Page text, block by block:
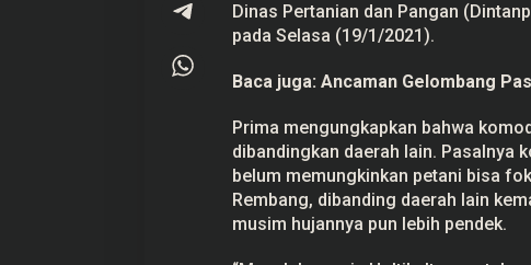
Dinas Pertanian dan Pangan
pada Selasa (19/1/2021).
Baca juga: Ancaman Gelombang
Prima mengungkapkan bahwa
dibandingkan daerah lain. Pasalnya
belum memungkinkan petani bisa
Rembang, dibanding daerah lain
musim hujannya pun lebih pendek.